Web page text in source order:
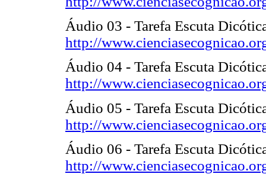
Áudio 03 - Tarefa Escuta
http://
Áudio 04 - Tarefa Escuta
http://
Áudio 05 - Tarefa Escuta
http://
Áudio 06 - Tarefa Escuta
http://